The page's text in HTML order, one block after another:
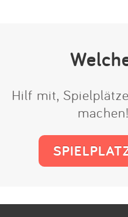
Hilf mit,